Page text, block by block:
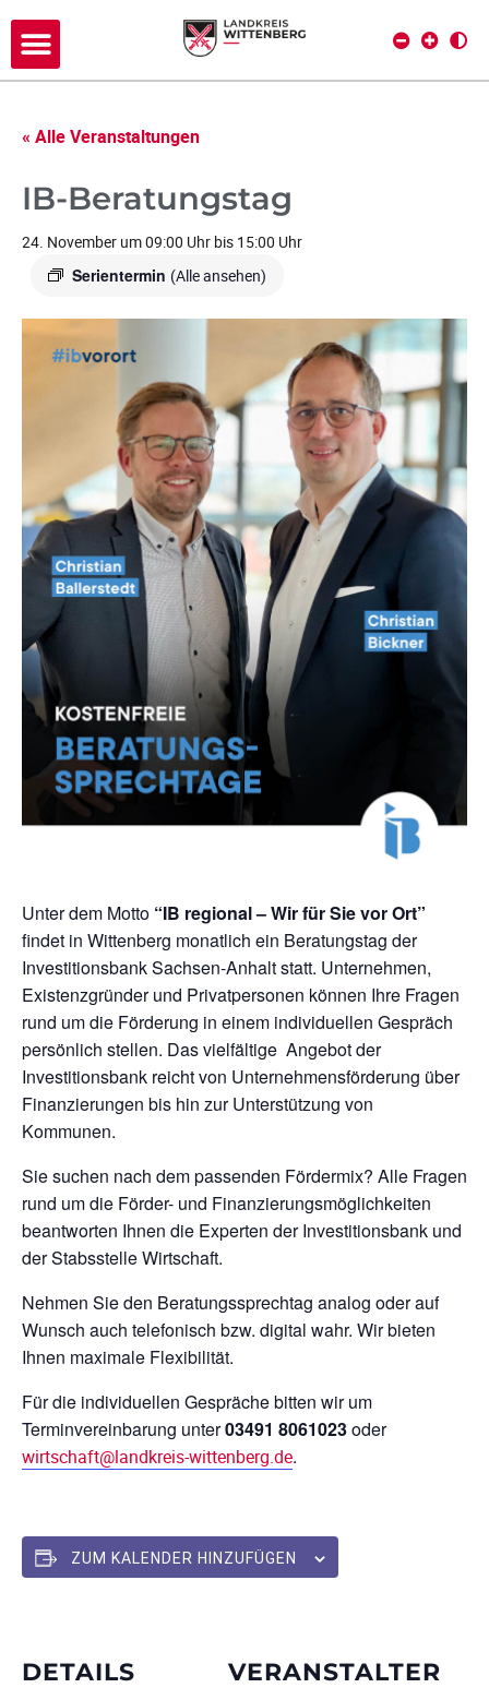
« Alle Veranstaltungen
IB-Beratungstag
24. November um 09:00 Uhr bis 15:00 Uhr
Serientermin (Alle ansehen)
Unter dem Motto “IB regional – Wir für Sie vor Ort”
findet in Wittenberg monatlich ein Beratungstag der
Investitionsbank Sachsen-Anhalt statt. Unternehmen,
Existenzgründer und Privatpersonen können Ihre Fragen
rund um die Förderung in einem individuellen Gespräch
persönlich stellen. Das vielfältige Angebot der
Investitionsbank reicht von Unternehmensförderung über
Finanzierungen bis hin zur Unterstützung von
Kommunen.
Sie suchen nach dem passenden Fördermix? Alle Fragen
rund um die Förder- und Finanzierungsmöglichkeiten
beantworten Ihnen die Experten der Investitionsbank und
der Stabsstelle Wirtschaft.
Nehmen Sie den Beratungssprechtag analog oder auf
Wunsch auch telefonisch bzw. digital wahr. Wir bieten
Ihnen maximale Flexibilität.
Für die individuellen Gespräche bitten wir um
Terminvereinbarung unter03491 8061023oder
wirtschaft@landkreis-wittenberg.de.
ZUM KALENDER HINZUFÜGEN
DETAILS VERANSTALTER